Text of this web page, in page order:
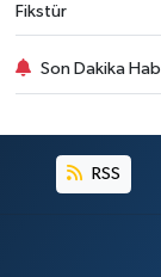
Fikstür
Son Dakika
RSS